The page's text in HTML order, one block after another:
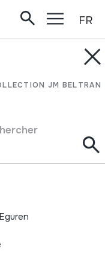
JM BELTRAN
FR